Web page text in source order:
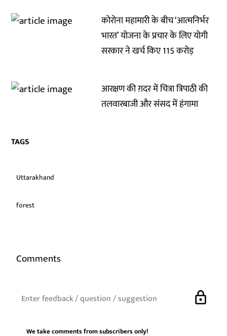
कोरोना महामारी के बीच ‘आत्मनिर्भर
भारत’ योजना के प्रचार के लिए योगी
सरकार ने खर्च किए 115 करोड़
आरक्षण की ग़दर में चित्रा त्रिपाठी की
तलवारबाजी और संसद में हंगामा
TAGS
Uttarakhand
forest
Comments
lock
We take comments from subscribers only!